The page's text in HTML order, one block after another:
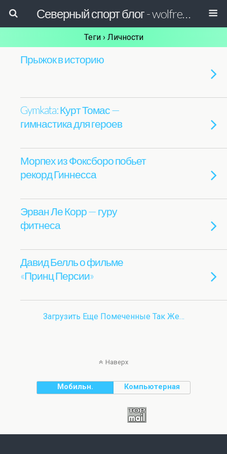
Северный спорт блог - wolfreactor
Теги › Личности
Прыжок в историю
Gymkata: Курт Томас —
гимнастика для героев
Морпех из Фоксборо побьет
рекорд Гиннесса
Эрван Ле Корр — гуру
фитнеса
Давид Белль о фильме
«Принц Персии»
Загрузить Еще Помеченные Так Же…
Наверх
Мобильн. Компьютерная